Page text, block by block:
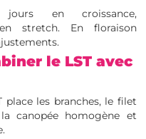
en croissance,
stretch. En floraison
le LST avec
place les branches, le filet
canopée homogène et